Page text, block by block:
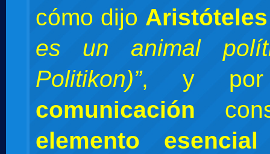
cómo dijo Aristóteles
es un animal
Politikon)”, y
comunicación
elemento